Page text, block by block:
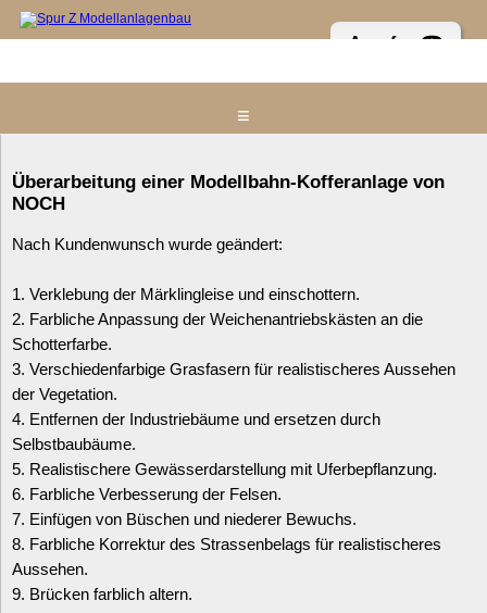
Anrufen ☎
≡
Messestand & Anlage
Präsentationsdioramen
In Planung / Im Bau - NEU
Aktuelles
Kontakt zum Spur Z Atelier
Impressum
Z-Links
Datenschutzerklärung
Überarbeitung einer Modellbahn-Kofferanlage von
NOCH
Nach Kundenwunsch wurde geändert:
1. Verklebung der Märklingleise und einschottern.
2. Farbliche Anpassung der Weichenantriebskästen an die
Schotterfarbe.
3. Verschiedenfarbige Grasfasern für realistischeres Aussehen
der Vegetation.
4. Entfernen der Industriebäume und ersetzen durch
Selbstbaubäume.
5. Realistischere Gewässerdarstellung mit Uferbepflanzung.
6. Farbliche Verbesserung der Felsen.
7. Einfügen von Büschen und niederer Bewuchs.
8. Farbliche Korrektur des Strassenbelags für realistischeres
Aussehen.
9. Brücken farblich altern.